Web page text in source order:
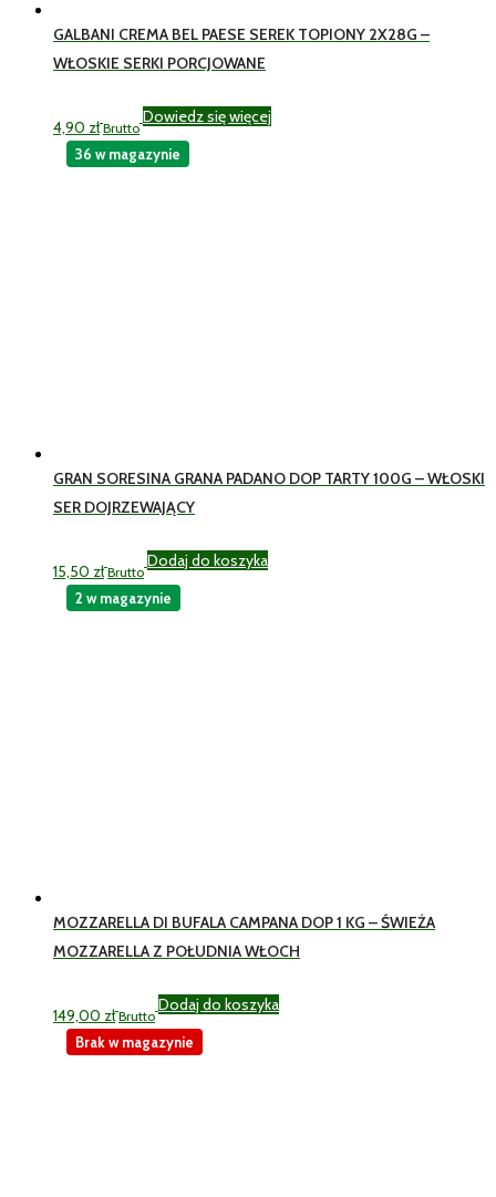
GALBANI CREMA BEL PAESE SEREK TOPIONY 2X28G –
WŁOSKIE SERKI PORCJOWANE
4,90 zł Brutto
Dowiedz się więcej
GRAN SORESINA GRANA PADANO DOP TARTY 100G – WŁOSKI
SER DOJRZEWAJĄCY
15,50 zł Brutto
Dodaj do koszyka
36 w magazynie
MOZZARELLA DI BUFALA CAMPANA DOP 1 KG – ŚWIEŻA
MOZZARELLA Z POŁUDNIA WŁOCH
149,00 zł Brutto
Dodaj do koszyka
2 w magazynie
Brak w magazynie